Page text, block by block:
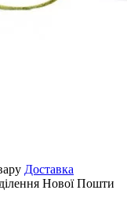
Доставка
Нової Пошти